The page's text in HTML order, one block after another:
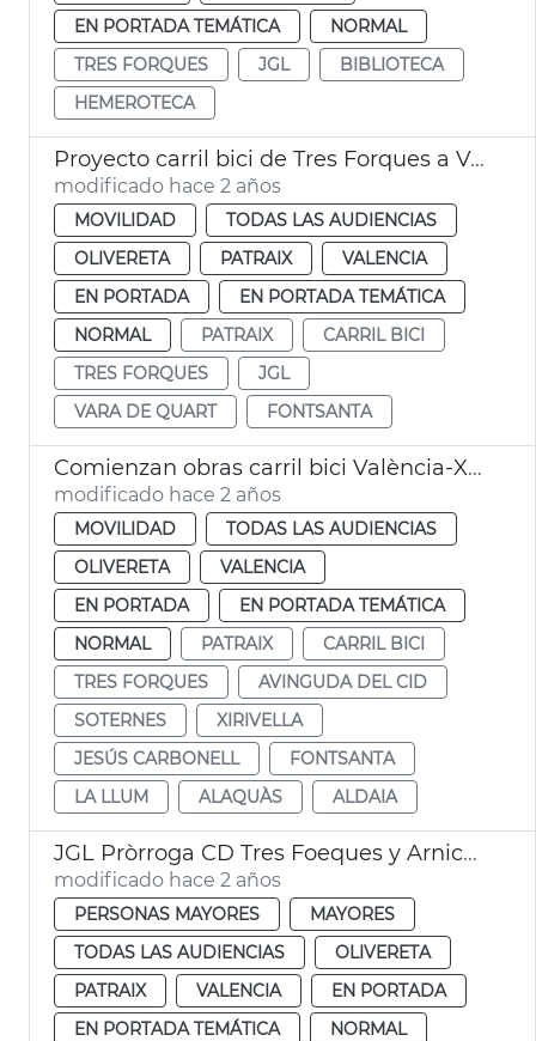
EN PORTADA TEMÁTICA
NORMAL
TRES FORQUES
JGL
BIBLIOTECA
HEMEROTECA
Proyecto carril bici de Tres Forques a Vara de Quart
modificado hace 2 años
MOVILIDAD
TODAS LAS AUDIENCIAS
OLIVERETA
PATRAIX
VALENCIA
EN PORTADA
EN PORTADA TEMÁTICA
NORMAL
PATRAIX
CARRIL BICI
TRES FORQUES
JGL
VARA DE QUART
FONTSANTA
Comienzan obras carril bici València-Xirivella
modificado hace 2 años
MOVILIDAD
TODAS LAS AUDIENCIAS
OLIVERETA
VALENCIA
EN PORTADA
EN PORTADA TEMÁTICA
NORMAL
PATRAIX
CARRIL BICI
TRES FORQUES
AVINGUDA DEL CID
SOTERNES
XIRIVELLA
JESÚS CARBONELL
FONTSANTA
LA LLUM
ALAQUÀS ALDAIA
JGL Pròrroga CD Tres Foeques y Arniches
modificado hace 2 años
PERSONAS MAYORES
MAYORES
TODAS LAS AUDIENCIAS
OLIVERETA
PATRAIX
VALENCIA
EN PORTADA
EN PORTADA TEMÁTICA
NORMAL